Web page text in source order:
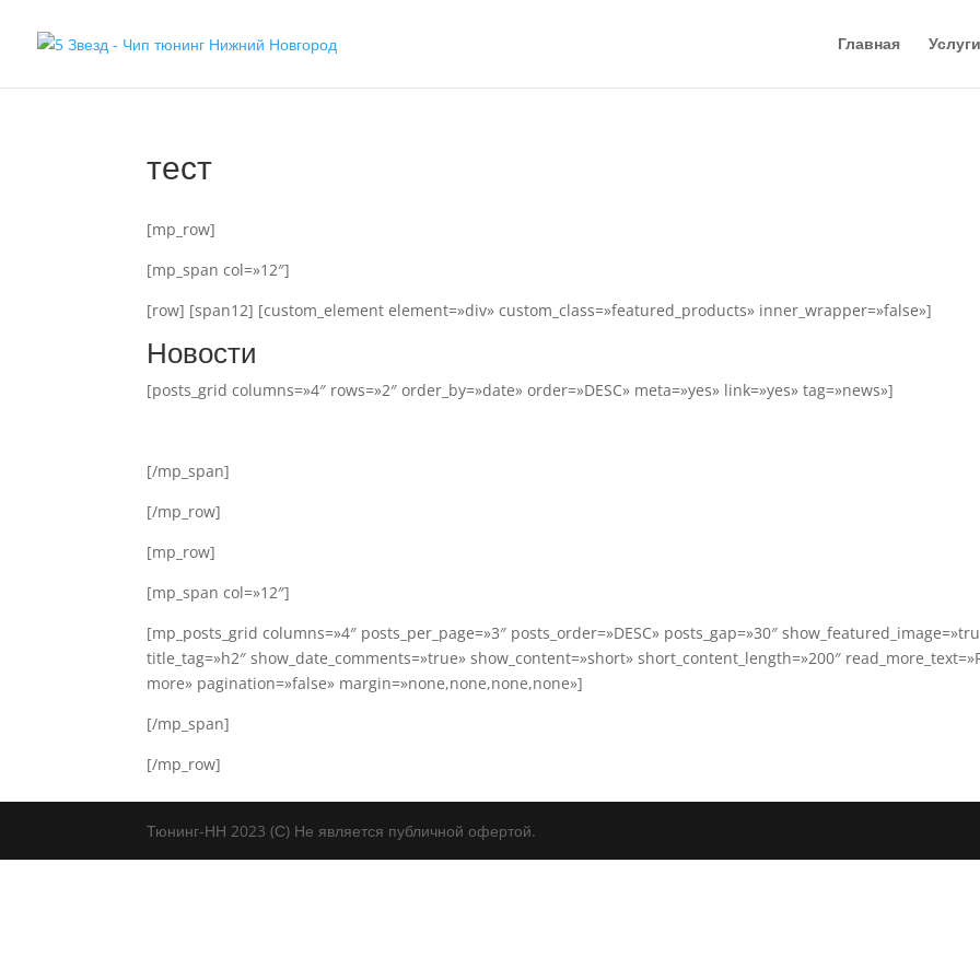
Главная Услуги
тест
[mp_row]
[mp_span col=»12″]
[row] [span12] [custom_element element=»div» custom_class=»featured_products» inner_wrapper=»false»]
Новости
[posts_grid columns=»4″ rows=»2″ order_by=»date» order=»DESC» meta=»yes» link=»yes» tag=»news»]
[/mp_span]
[/mp_row]
[mp_row]
[mp_span col=»12″]
[mp_posts_grid columns=»4″ posts_per_page=»3″ posts_order=»DESC» posts_gap=»30″
title_tag=»h2″ show_date_comments=»true» show_content=»short» short_content_length=»200″
more» pagination=»false» margin=»none,none,none,none»]
[/mp_span]
[/mp_row]
Тюнинг-НН 2023 (С) Не является публичной офертой.